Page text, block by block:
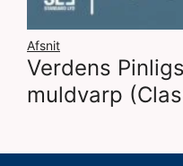
Afsnit
Verdens
muldvarp